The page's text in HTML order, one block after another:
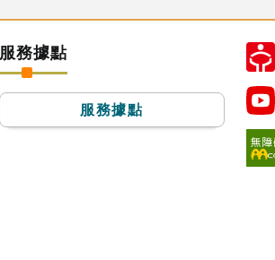
服務據點
服務據點